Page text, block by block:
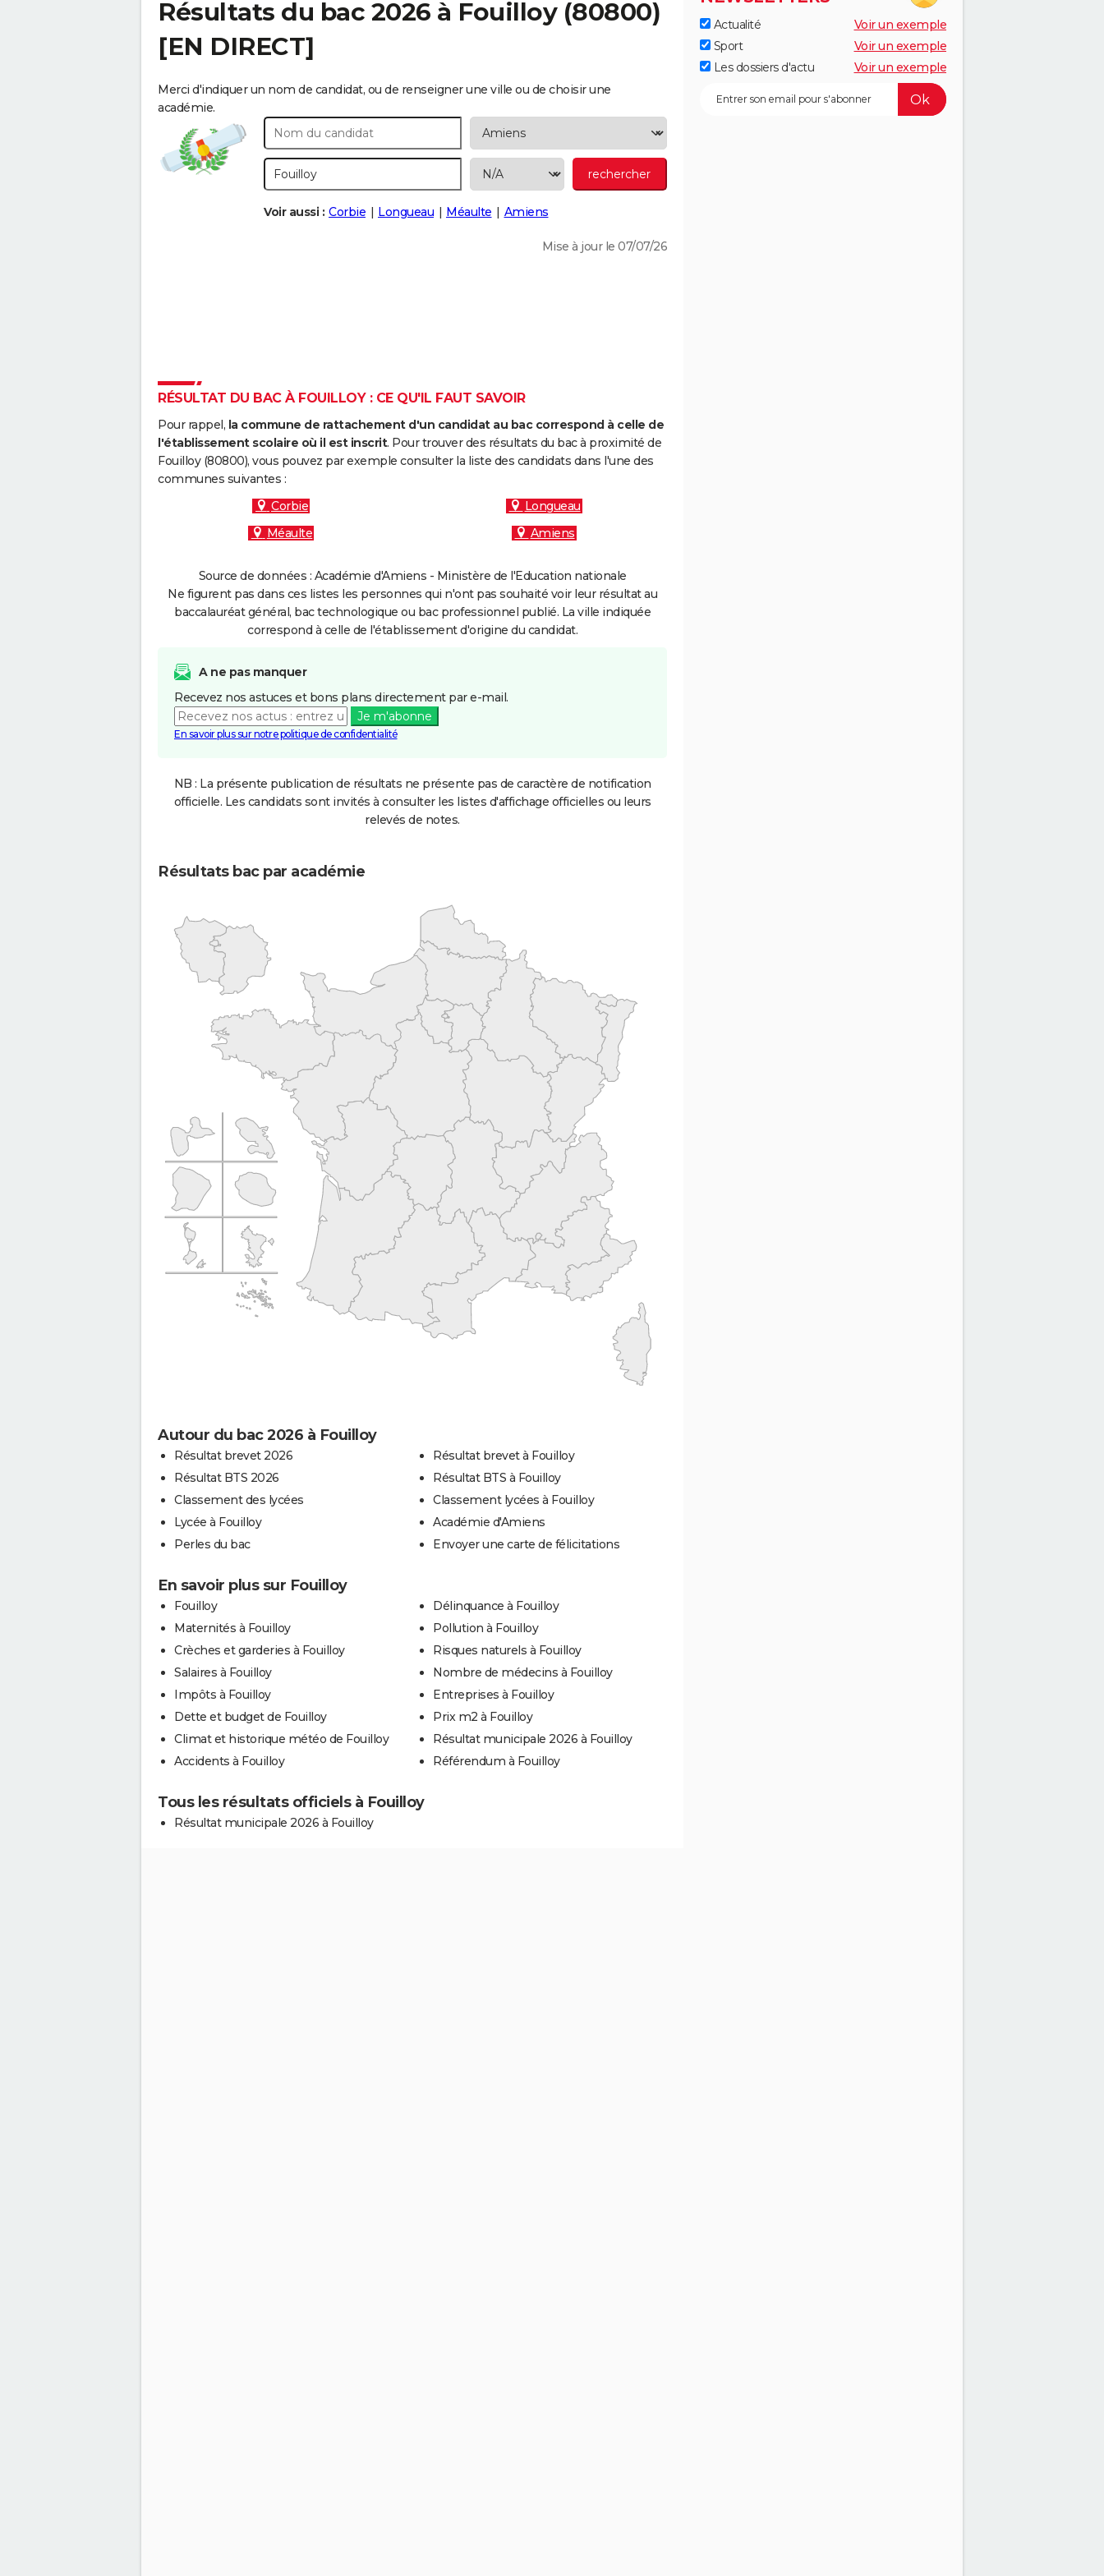
Résultats du bac 2026 à Fouilloy(80800)
[EN DIRECT]
Merci d'indiquer un nom de candidat, ou de renseigner une ville ou de choisir une
académie.
Voir aussi : Corbie Longueau Méaulte Amiens
Mise à jour le 07/07/26
RÉSULTAT DU BAC À FOUILLOY : CE QU'IL FAUT SAVOIR
Pour rappel, la commune de rattachement d'un candidat au bac correspond à celle de
l'établissement scolaire où il est inscrit. Pour trouver des résultats du bac à proximité de
Fouilloy (80800), vous pouvez par exemple consulter la liste des candidats dans l'une des
communes suivantes :
Corbie
Longueau
Méaulte
Amiens
Source de données : Académie d'Amiens - Ministère de l'Education nationale
Ne figurent pas dans ces listes les personnes qui n'ont pas souhaité voir leur résultat au
baccalauréat général, bac technologique ou bac professionnel publié. La ville indiquée
correspond à celle de l'établissement d'origine du candidat.
A ne pas manquer
Recevez nos astuces et bons plans directement par e-mail.
Je m'abonne
En savoir plus sur notre politique de confidentialité
NB : La présente publication de résultats ne présente pas de caractère de notification
officielle. Les candidats sont invités à consulter les listes d'affichage officielles ou leurs
relevés de notes.
Résultats bac par académie
Autour du bac 2026 à Fouilloy
Résultat brevet 2026
Résultat BTS 2026
Classement des lycées
Lycée à Fouilloy
Perles du bac
Résultat brevet à Fouilloy
Résultat BTS à Fouilloy
Classement lycées à Fouilloy
Académie d'Amiens
Envoyer une carte de félicitations
En savoir plus sur Fouilloy
Fouilloy
Maternités à Fouilloy
Crèches et garderies à Fouilloy
Salaires à Fouilloy
Impôts à Fouilloy
Dette et budget de Fouilloy
Climat et historique météo de Fouilloy
Accidents à Fouilloy
Délinquance à Fouilloy
Pollution à Fouilloy
Risques naturels à Fouilloy
Nombre de médecins à Fouilloy
Entreprises à Fouilloy
Prix m2 à Fouilloy
Résultat municipale 2026 à Fouilloy
Référendum à Fouilloy
Tous les résultats officiels à Fouilloy
Résultat municipale 2026 à Fouilloy
Actualité
Voir un exemple
Sport
Voir un exemple
Les dossiers d'actu
Voir un exemple